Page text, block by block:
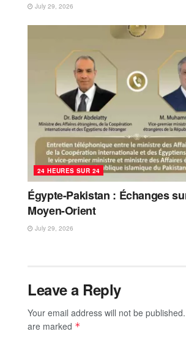
July 29, 2026
24 HEURES SUR 24
Égypte-Pakistan : Échanges
Moyen-Orient
July 29, 2026
Leave a Reply
Your email address will not be published.
are marked *